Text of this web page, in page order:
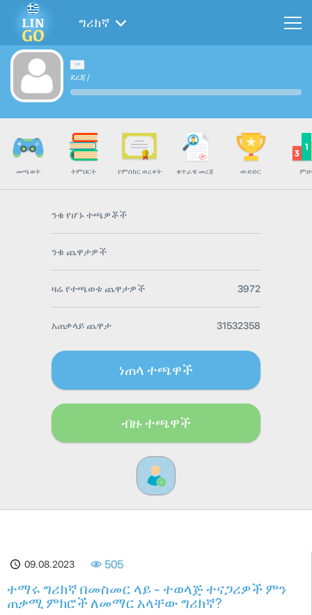
ግሪክኛ
ደረጃ/
መጫወት ትምህርት የምስክር ወረቀት ቁጥራዊ መረጃ ውድድር
ንቁ የሆኑ ተጫዎቾች
ንቁ ጨዋታዎች
ዛሬ የተጫወቱ ጨዋታዎች 3972
አጠቃላይ ጨዋታ 31532358
ነጠላ ተጫዋች
ብዙ ተጫዋች
09.08.2023 505
ተማሩ ግሪክኛ በመስመር ላይ - ተወላጅ ተናጋሪዎች ምን
ጠቃሚ ምክሮች ለመማር አላቸው ግሪክኛ?